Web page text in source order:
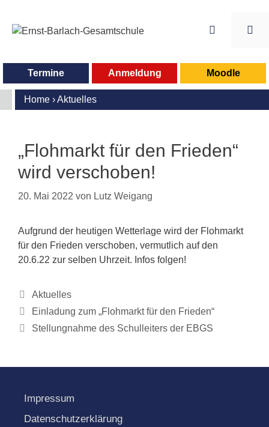
springen
Home ›Aktuelles
Termine Anmeldung Moodle
„Flohmarkt für den Frieden“
wird verschoben!
20. Mai 2022 von Lutz Weigang
Aufgrund der heutigen Wetterlage wird der Flohmarkt
für den Frieden verschoben, vermutlich auf den
20.6.22 zur selben Uhrzeit. Infos folgen!
Kategorien
Aktuelles
Einladung zum „Flohmarkt für den Frieden“
Stellungnahme des Schulleiters der EBGS
Impressum
Datenschutzerklärung